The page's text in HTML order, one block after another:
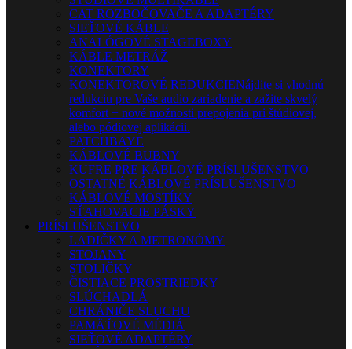
CAT ROZBOČOVAČE A ADAPTÉRY
SIEŤOVÉ KÁBLE
ANALÓGOVÉ STAGEBOXY
KÁBLE METRÁŽ
KONEKTORY
KONEKTOROVÉ REDUKCIENájdite si vhodnú
redukciu pre Vaše audio zariadenie a zažite skvelý
komfort + nové možnosti prepojenia pri štúdiovej,
alebo pódiovej aplikácii.
PATCHBAYE
KÁBLOVÉ BUBNY
KUFRE PRE KÁBLOVÉ PRÍSLUŠENSTVO
OSTATNÉ KÁBLOVÉ PRÍSLUŠENSTVO
KÁBLOVÉ MOSTÍKY
SŤAHOVACIE PÁSKY
PRÍSLUŠENSTVO
LADIČKY A METRONÓMY
STOJANY
STOLIČKY
ČISTIACE PROSTRIEDKY
SLÚCHADLÁ
CHRÁNIČE SLUCHU
PAMÄŤOVÉ MÉDIÁ
SIEŤOVÉ ADAPTÉRY